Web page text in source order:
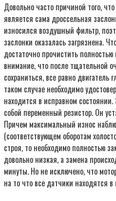
Довольно часто причиной того,
является сама дроссельная
износился воздушный фильтр,
заслонки оказалась загрязнена.
достаточно прочистить
внимание, что после тщательной
сохраниться, все равно двигатель
таком случае необходимо
находится в исправном
собой переменный резистор. Он
Причем максимальный износ
(соответствующем оборотам
строя, то необходимо полностью
довольно низкая, а замена
минуты. Но не исключено, что
на то что все датчики находятся